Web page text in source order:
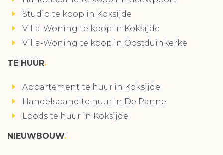
Studio te koop in Koksijde
Villa-Woning te koop in Koksijde
Villa-Woning te koop in Oostduinkerke
TE HUUR
Appartement te huur in Koksijde
Handelspand te huur in De Panne
Loods te huur in Koksijde
NIEUWBOUW